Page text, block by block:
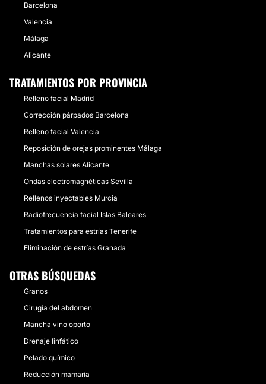
Barcelona
Valencia
Málaga
Alicante
TRATAMIENTOS POR PROVINCIA
Relleno facial Madrid
Corrección párpados Barcelona
Relleno facial Valencia
Reposición de orejas prominentes Málaga
Manchas solares Alicante
Ondas electromagnéticas Sevilla
Rellenos inyectables Murcia
Radiofrecuencia facial Islas Baleares
Tratamientos para estrías Tenerife
Eliminación de estrías Granada
OTRAS BÚSQUEDAS
Granos
Cirugía del abdomen
Mancha vino oporto
Drenaje linfático
Pelado químico
Reducción mamaria